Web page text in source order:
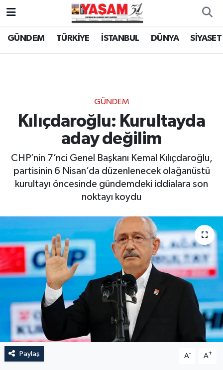
GÜNDEM TÜRKİYE İSTANBUL DÜNYA SİYASET
GÜNDEM
Kılıçdaroğlu: Kurultayda
aday değilim
CHP’nin 7’nci Genel Başkanı Kemal Kılıçdaroğlu,
partisinin 6 Nisan’da düzenlenecek olağanüstü
kurultayı öncesinde gündemdeki iddialara son
noktayı koydu
Paylaş A- A+